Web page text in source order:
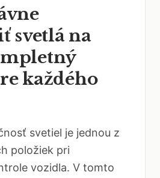
svetlá na
každého
svetiel je jednou z
položiek pri
vozidla. V tomto